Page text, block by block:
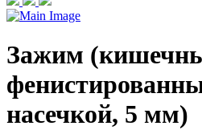
Зажим
насечкой, 5 мм)